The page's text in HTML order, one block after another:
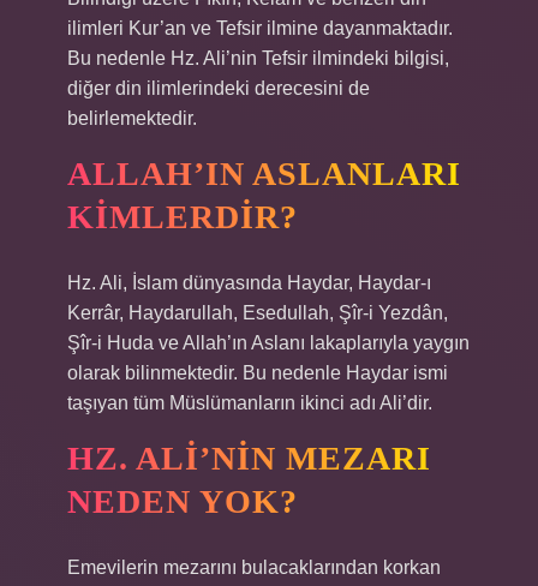
ilimleri Kur’an ve Tefsir ilmine dayanmaktadır.
Bu nedenle Hz. Ali’nin Tefsir ilmindeki bilgisi,
diğer din ilimlerindeki derecesini de
belirlemektedir.
ALLAH’IN ASLANLARI
KIMLERDIR?
Hz. Ali, İslam dünyasında Haydar, Haydar-ı
Kerrâr, Haydarullah, Esedullah, Şîr-i Yezdân,
Şîr-i Huda ve Allah’ın Aslanı lakaplarıyla yaygın
olarak bilinmektedir. Bu nedenle Haydar ismi
taşıyan tüm Müslümanların ikinci adı Ali’dir.
HZ. ALI’NIN MEZARI
NEDEN YOK?
Emevilerin mezarını bulacaklarından korkan